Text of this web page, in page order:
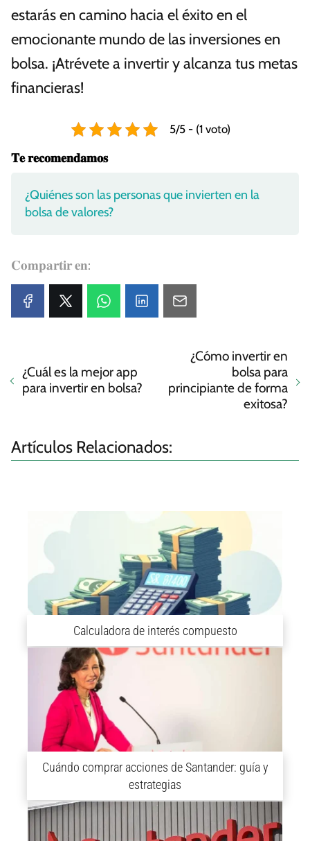
estarás en camino hacia el éxito en el
emocionante mundo de las inversiones en
bolsa. ¡Atrévete a invertir y alcanza tus metas
financieras!
5/5 - (1 voto)
𝐓𝐞 𝐫𝐞𝐜𝐨𝐦𝐞𝐧𝐝𝐚𝐦𝐨𝐬
¿Quiénes son las personas que invierten en la
bolsa de valores?
𝐂𝐨𝐦𝐩𝐚𝐫𝐭𝐢𝐫 𝐞𝐧:
¿Cuál es la mejor app
para invertir en bolsa?
¿Cómo invertir en
bolsa para
principiante de forma
exitosa?
Artículos Relacionados:
Calculadora de interés compuesto
Cuándo comprar acciones de Santander: guía y
estrategias